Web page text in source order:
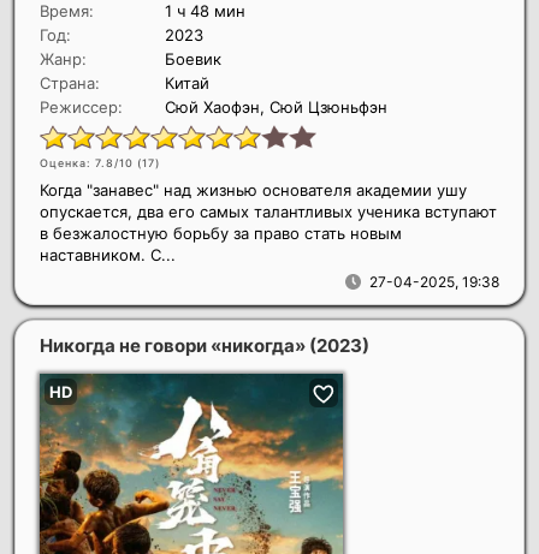
Время:
1 ч 48 мин
Год:
2023
Жанр:
Боевик
Страна:
Китай
Режиссер:
Сюй Хаофэн, Сюй Цзюньфэн
Оценка: 7.8/10 (17)
27-04-2025, 19:38
Когда "занавес" над жизнью основателя академии ушу
опускается, два его самых талантливых ученика вступают
в безжалостную борьбу за право стать новым
наставником. С...
Никогда не говори «никогда» (2023)